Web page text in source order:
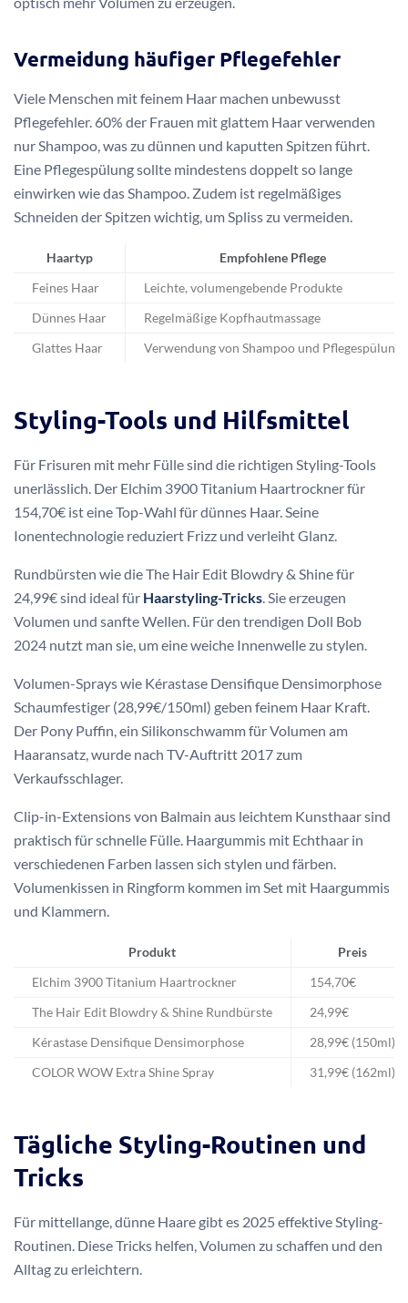
Vermeidung häufiger Pflegefehler
Viele Menschen mit feinem Haar machen unbewusst
Pflegefehler. 60% der Frauen mit glattem Haar verwenden
nur Shampoo, was zu dünnen und kaputten Spitzen führt.
Eine Pflegespülung sollte mindestens doppelt so lange
einwirken wie das Shampoo. Zudem ist regelmäßiges
Schneiden der Spitzen wichtig, um Spliss zu vermeiden.
Haartyp Empfohlene Pflege
Feines Haar Leichte, volumengebende Produkte
Dünnes Haar Regelmäßige Kopfhautmassage
Glattes Haar Verwendung von Shampoo und Pflegespülung
Styling-Tools und Hilfsmittel
Für Frisuren mit mehr Fülle sind die richtigen Styling-Tools
unerlässlich. Der Elchim 3900 Titanium Haartrockner für
154,70€ ist eine Top-Wahl für dünnes Haar. Seine
Ionentechnologie reduziert Frizz und verleiht Glanz.
Rundbürsten wie die The Hair Edit Blowdry & Shine für
24,99€ sind ideal für Haarstyling-Tricks. Sie erzeugen
Volumen und sanfte Wellen. Für den trendigen Doll Bob
2024 nutzt man sie, um eine weiche Innenwelle zu stylen.
Volumen-Sprays wie Kérastase Densifique Densimorphose
Schaumfestiger (28,99€/150ml) geben feinem Haar Kraft.
Der Pony Puffin, ein Silikonschwamm für Volumen am
Haaransatz, wurde nach TV-Auftritt 2017 zum
Verkaufsschlager.
Clip-in-Extensions von Balmain aus leichtem Kunsthaar sind
praktisch für schnelle Fülle. Haargummis mit Echthaar in
verschiedenen Farben lassen sich stylen und färben.
Volumenkissen in Ringform kommen im Set mit Haargummis
und Klammern.
Produkt Preis
Elchim 3900 Titanium Haartrockner 154,70€
The Hair Edit Blowdry & Shine Rundbürste 24,99€
Kérastase Densifique Densimorphose 28,99€ (150ml)
COLOR WOW Extra Shine Spray 31,99€ (162ml)
Tägliche Styling-Routinen und
Tricks
Für mittellange, dünne Haare gibt es 2025 effektive Styling-
Routinen. Diese Tricks helfen, Volumen zu schaffen und den
Alltag zu erleichtern.